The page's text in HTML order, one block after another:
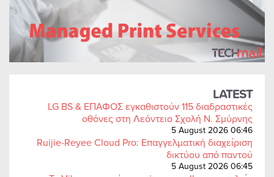
LATEST
LG BS & ΕΠΑΦΟΣ εγκαθιστούν 115 διαδραστικές
οθόνες στη Λεόντειο Σχολή Ν. Σμύρνης
5 August 2026 06:46
Ruijie-Reyee Cloud Pro: Επαγγελματική διαχείριση
δικτύου από παντού
5 August 2026 06:45